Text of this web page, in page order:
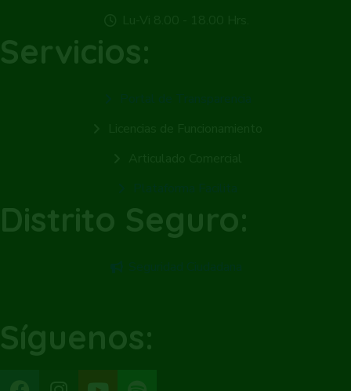
Servicios:
Distrito Seguro:
Síguenos: